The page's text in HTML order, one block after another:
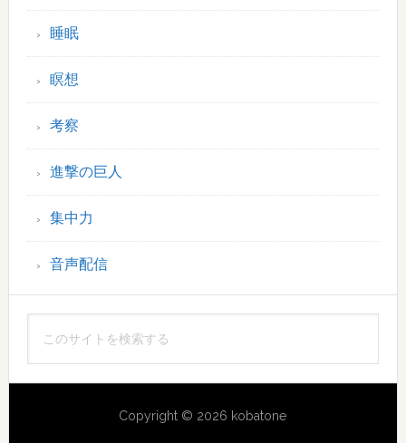
睡眠
瞑想
考察
進撃の巨人
集中力
音声配信
Copyright © 2026 kobatone